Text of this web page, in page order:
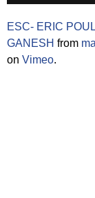
ESC- ERIC
GANESH from
on Vimeo.